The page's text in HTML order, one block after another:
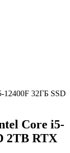
12400F 32ГБ SSD
Core i5-
2TB RTX